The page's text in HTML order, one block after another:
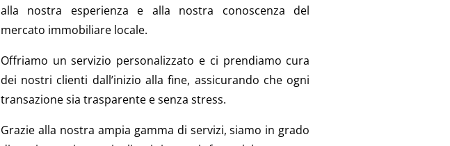
alla nostra esperienza e alla nostra conoscenza del
mercato immobiliare locale.
Offriamo un servizio personalizzato e ci prendiamo cura
dei nostri clienti dall’inizio alla fine, assicurando che ogni
transazione sia trasparente e senza stress.
Grazie alla nostra ampia gamma di servizi, siamo in grado